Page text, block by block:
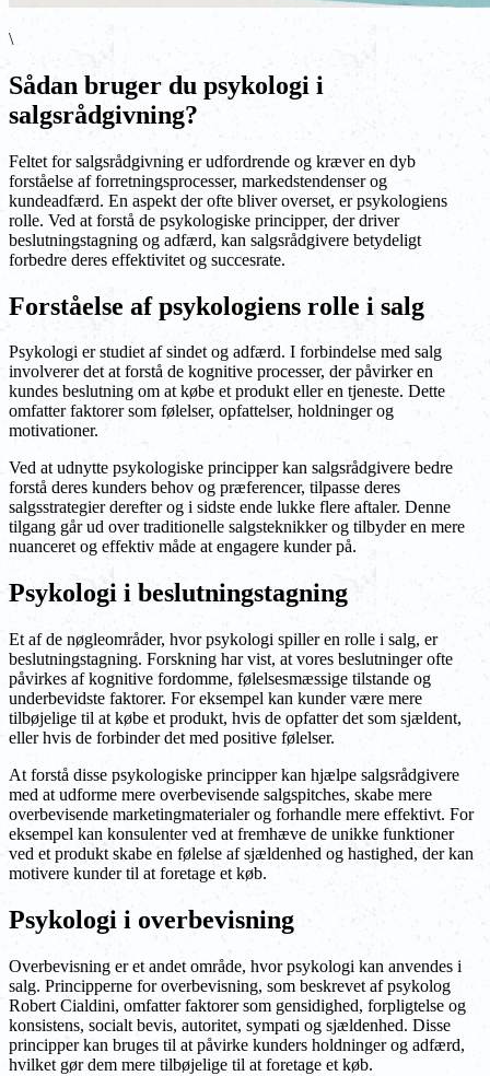
\
Sådan bruger du psykologi i
salgsrådgivning?
Feltet for salgsrådgivning er udfordrende og kræver en dyb
forståelse af forretningsprocesser, markedstendenser og
kundeadfærd. En aspekt der ofte bliver overset, er psykologiens
rolle. Ved at forstå de psykologiske principper, der driver
beslutningstagning og adfærd, kan salgsrådgivere betydeligt
forbedre deres effektivitet og succesrate.
Forståelse af psykologiens rolle i salg
Psykologi er studiet af sindet og adfærd. I forbindelse med salg
involverer det at forstå de kognitive processer, der påvirker en
kundes beslutning om at købe et produkt eller en tjeneste. Dette
omfatter faktorer som følelser, opfattelser, holdninger og
motivationer.
Ved at udnytte psykologiske principper kan salgsrådgivere bedre
forstå deres kunders behov og præferencer, tilpasse deres
salgsstrategier derefter og i sidste ende lukke flere aftaler. Denne
tilgang går ud over traditionelle salgsteknikker og tilbyder en mere
nuanceret og effektiv måde at engagere kunder på.
Psykologi i beslutningstagning
Et af de nøgleområder, hvor psykologi spiller en rolle i salg, er
beslutningstagning. Forskning har vist, at vores beslutninger ofte
påvirkes af kognitive fordomme, følelsesmæssige tilstande og
underbevidste faktorer. For eksempel kan kunder være mere
tilbøjelige til at købe et produkt, hvis de opfatter det som sjældent,
eller hvis de forbinder det med positive følelser.
At forstå disse psykologiske principper kan hjælpe salgsrådgivere
med at udforme mere overbevisende salgspitches, skabe mere
overbevisende marketingmaterialer og forhandle mere effektivt. For
eksempel kan konsulenter ved at fremhæve de unikke funktioner
ved et produkt skabe en følelse af sjældenhed og hastighed, der kan
motivere kunder til at foretage et køb.
Psykologi i overbevisning
Overbevisning er et andet område, hvor psykologi kan anvendes i
salg. Principperne for overbevisning, som beskrevet af psykolog
Robert Cialdini, omfatter faktorer som gensidighed, forpligtelse og
konsistens, socialt bevis, autoritet, sympati og sjældenhed. Disse
principper kan bruges til at påvirke kunders holdninger og adfærd,
hvilket gør dem mere tilbøjelige til at foretage et køb.